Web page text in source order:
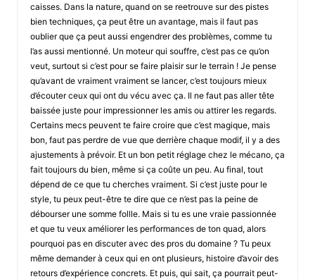
caisses. Dans la nature, quand on se reetrouve sur des pistes
bien techniques, ça peut être un avantage, mais il faut pas
oublier que ça peut aussi engendrer des problèmes, comme tu
l’as aussi mentionné. Un moteur qui souffre, c’est pas ce qu’on
veut, surtout si c’est pour se faire plaisir sur le terrain ! Je pense
qu’avant de vraiment vraiment se lancer, c’est toujours mieux
d’écouter ceux qui ont du vécu avec ça. Il ne faut pas aller tête
baissée juste pour impressionner les amis ou attirer les regards.
Certains mecs peuvent te faire croire que c’est magique, mais
bon, faut pas perdre de vue que derrière chaque modif, il y a des
ajustements à prévoir. Et un bon petit réglage chez le mécano, ça
fait toujours du bien, même si ça coûte un peu. Au final, tout
dépend de ce que tu cherches vraiment. Si c’est juste pour le
style, tu peux peut-être te dire que ce n’est pas la peine de
débourser une somme follle. Mais si tu es une vraie passionnée
et que tu veux améliorer les performances de ton quad, alors
pourquoi pas en discuter avec des pros du domaine ? Tu peux
même demander à ceux qui en ont plusieurs, histoire d’avoir des
retours d’expérience concrets. Et puis, qui sait, ça pourrait peut-